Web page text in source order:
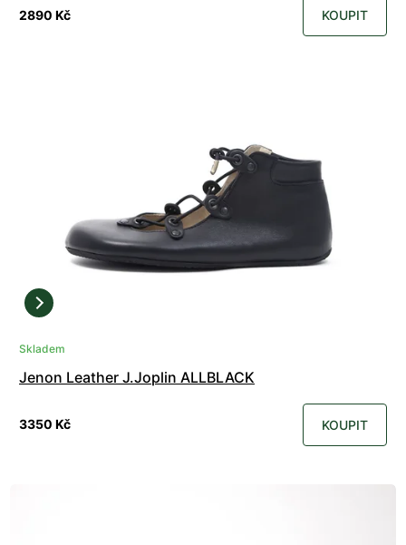
2890 Kč KOUPIT
Skladem
Jenon Leather J.Joplin ALLBLACK
3350 Kč KOUPIT